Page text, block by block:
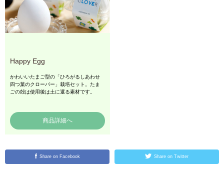
Happy Egg
かわいいたまご型の「ひろがるしあわせ
四つ葉のクローバー」栽培セット。たま
ごの殻は使用後は土に還る素材です。
Share on Facebook Share on Twitter